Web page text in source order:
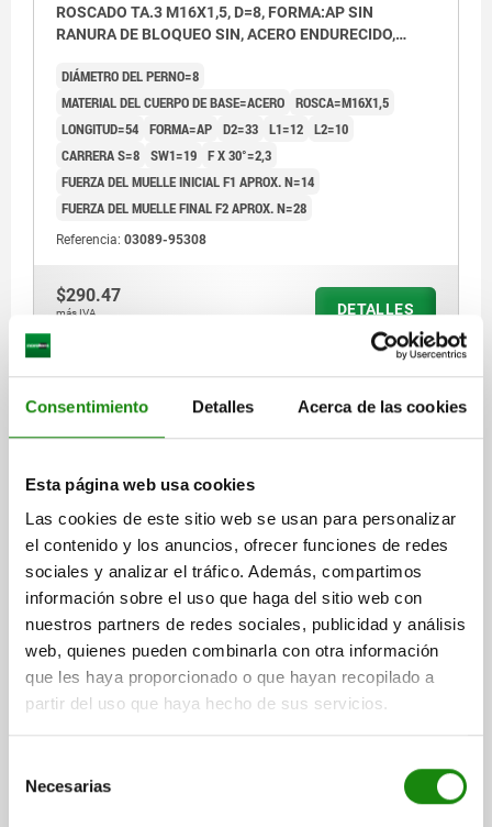
Consentimiento Detalles Acerca de las cookies
Esta página web usa cookies
Las cookies de este sitio web se usan para personalizar
el contenido y los anuncios, ofrecer funciones de redes
sociales y analizar el tráfico. Además, compartimos
información sobre el uso que haga del sitio web con
nuestros partners de redes sociales, publicidad y análisis
web, quienes pueden combinarla con otra información
que les haya proporcionado o que hayan recopilado a
partir del uso que haya hecho de sus servicios.
Necesarias
ROSCADO TA.3 M16X1,5, D=8, FORMA:AP SIN
RANURA DE BLOQUEO SIN, ACERO ENDURECIDO,
DIÁMETRO DEL PERNO=8
MATERIAL DEL CUERPO DE BASE=ACERO ROSCA=M16X1,5
LONGITUD=54 FORMA=AP D2=33 L1=12 L2=10
CARRERA S=8 SW1=19 F X 30°=2,3
FUERZA DEL MUELLE INICIAL F1 APROX. N=14
FUERZA DEL MUELLE FINAL F2 APROX. N=28
Referencia: 03089-95308
$290.47
más IVA.
DETALLES
PERNO DE BLOQUEO VERSIÓN CORTA CON SEGURO
ROSCADO TA.4 M20X1,5, D=10, FORMA:AP SIN
RANURA DE BLOQUEO SIN, ACERO ENDURECIDO,
COMP:TERMOPLÁSTICO GRIS ANTRACITA RAL7021
DIÁMETRO DEL PERNO=10
MATERIAL DEL CUERPO DE BASE=ACERO
ROSCA=M20X1,5
LONGITUD=61
FORMA=AP D2=33 L1=15
L2=12
CARRERA S=10 SW1=22 F X 30°=2,8
FUERZA DEL MUELLE FINAL F2 APROX. N=32